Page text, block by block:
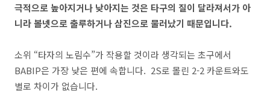
극적으로 높아지거나 낮아지는 것은 타구의 질이 달라져서가 아
니라 볼넷으로 출루하거나 삼진으로 물러났기 때문입니다.
소위 “타자의 노림수”가 작용할 것이라 생각되는 초구에서
BABIP은 가장 낮은 편에 속합니다. 2S로 몰린 2-2 카운트와도
별로 차이가 없습니다.